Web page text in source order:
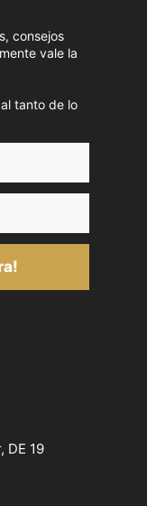
consejos
vale la
tanto de lo
DE 19